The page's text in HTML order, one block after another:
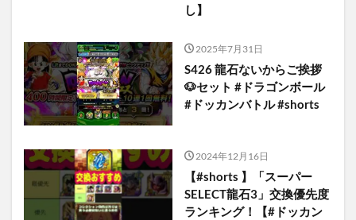
し】
2025年7月31日
S426 龍石ないからご挨拶
🐶セット #ドラゴンボール
#ドッカンバトル #shorts
2024年12月16日
【#shorts 】「スーパー
SELECT龍石3」交換優先度
ランキング！【#ドッカン